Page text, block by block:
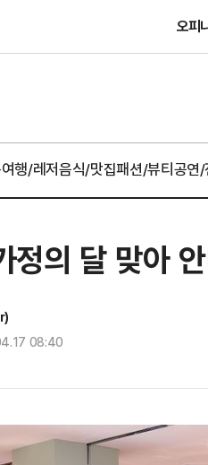
오피
여행/레저음식/맛집패션/뷰티공연
정의 달 맞아
08:40